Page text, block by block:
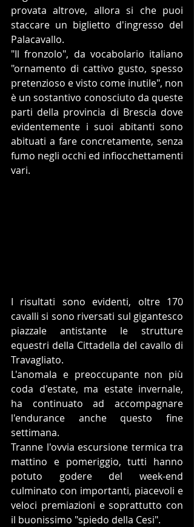
provata altrove, allora si che puoi
staccare un biglietto d'ingresso del
Palacavallo.
"Il fronzolo", da vocabolario italiano
"ornamento di cattivo gusto, spesso
pretenzioso e visto come inutile", non
è un sostantivo conosciuto da queste
parti della provincia di Brescia dove
evidentemente i suoi abitanti sono
abituati a fare concretamente, senza
fumo negli occhi ed infiocchettamenti
vari.
I risultati sono evidenti, oltre 170
cavalli si sono riversati sul gigantesco
piazzale antistante le strutture
equestri della Cittadella del cavallo di
Travagliato.
L'anomala e preoccupante non più
coda d'estate, ma estate invernale,
ha continuato ad accompagnare
l'endurance anche questo fine
settimana.
Tranne l'ovvia escursione termica tra
mattino e pomeriggio, tutti hanno
potuto godere del week-end
culminato con importanti, piacevoli e
veloci premiazioni e soprattutto con
il buonissimo "spiedo della Cesi".